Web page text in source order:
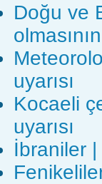
Doğu ve
uyarısı
Kocaeli
uyarısı
İbraniler |